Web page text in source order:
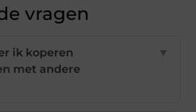
vragen
ik koperen
met andere
▼